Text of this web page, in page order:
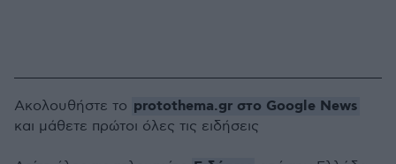
Ακολουθήστε το protothema.gr στο Google News
και μάθετε πρώτοι όλες τις ειδήσεις